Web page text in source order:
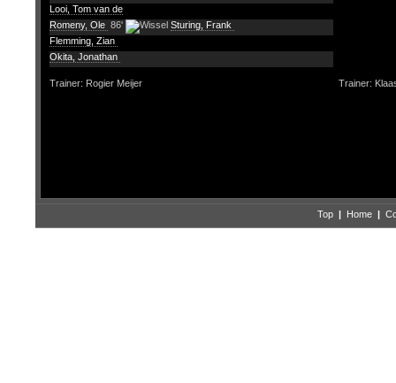
Looi, Tom van de
Romeny, Ole 86'
Sturing, Frank
Flemming, Zian
Okita, Jonathan
Trainer: Rogier Meijer Trainer:
Top | Home |